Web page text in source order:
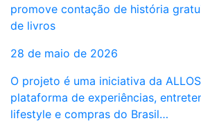
promove contação de história
de livros
28 de maio de 2026
O projeto é uma iniciativa da
plataforma de experiências,
lifestyle e compras do Brasil…